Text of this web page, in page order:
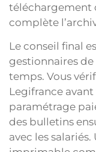
téléchargement
complète
Le conseil final
gestionnaires
temps. Vous
Legifrance
paramétrage
des bulletins
avec les